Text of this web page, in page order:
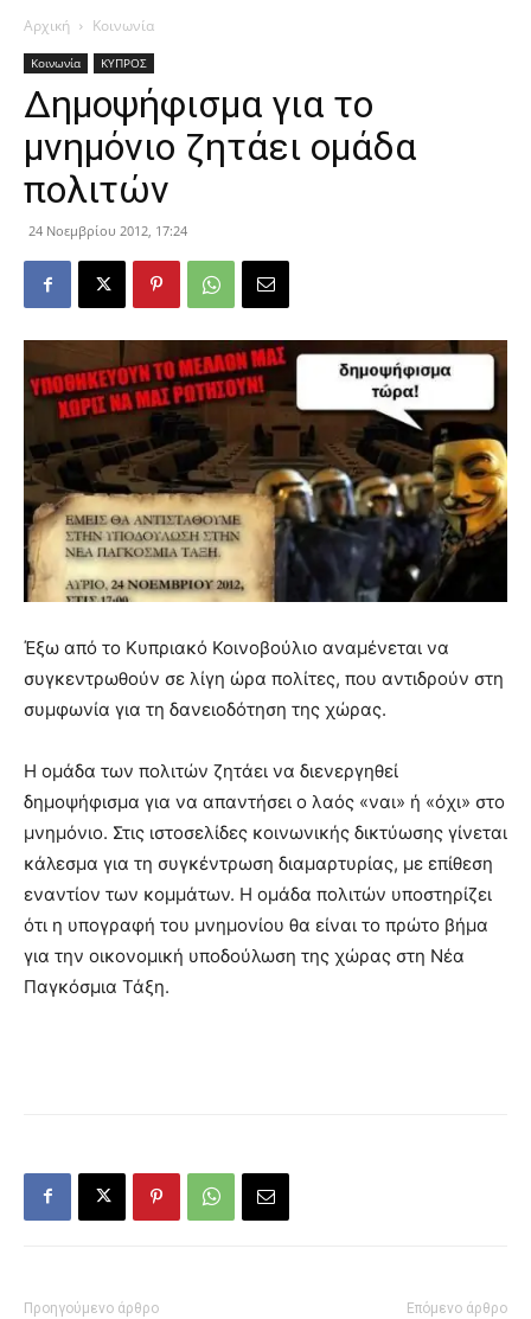
Αρχική Κοινωνία
Κοινωνία ΚΥΠΡΟΣ
Δημοψήφισμα για το
μνημόνιο ζητάει ομάδα
πολιτών
24 Νοεμβρίου 2012, 17:24
Έξω από το Κυπριακό Κοινοβούλιο αναμένεται να
συγκεντρωθούν σε λίγη ώρα πολίτες, που αντιδρούν στη
συμφωνία για τη δανειοδότηση της χώρας.
Η ομάδα των πολιτών ζητάει να διενεργηθεί
δημοψήφισμα για να απαντήσει ο λαός «ναι» ή «όχι» στο
μνημόνιο. Στις ιστοσελίδες κοινωνικής δικτύωσης γίνεται
κάλεσμα για τη συγκέντρωση διαμαρτυρίας, με επίθεση
εναντίον των κομμάτων. Η ομάδα πολιτών υποστηρίζει
ότι η υπογραφή του μνημονίου θα είναι το πρώτο βήμα
για την οικονομική υποδούλωση της χώρας στη Νέα
Παγκόσμια Τάξη.
Προηγούμενο άρθρο Επόμενο άρθρο